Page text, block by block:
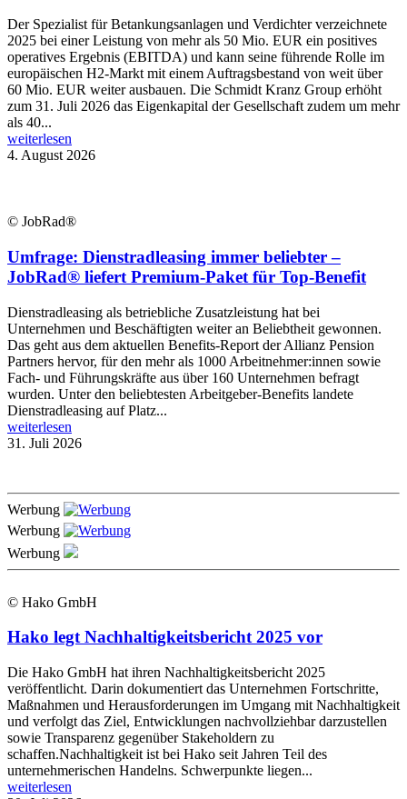
Der Spezialist für Betankungsanlagen und Verdichter verzeichnete
2025 bei einer Leistung von mehr als 50 Mio. EUR ein positives
operatives Ergebnis (EBITDA) und kann seine führende Rolle im
europäischen H2-Markt mit einem Auftragsbestand von weit über
60 Mio. EUR weiter ausbauen. Die Schmidt Kranz Group erhöht
zum 31. Juli 2026 das Eigenkapital der Gesellschaft zudem um mehr
als 40...
weiterlesen
4. August 2026
© JobRad®
Umfrage: Dienstradleasing immer beliebter –
JobRad® liefert Premium-Paket für Top-Benefit
Dienstradleasing als betriebliche Zusatzleistung hat bei
Unternehmen und Beschäftigten weiter an Beliebtheit gewonnen.
Das geht aus dem aktuellen Benefits-Report der Allianz Pension
Partners hervor, für den mehr als 1000 Arbeitnehmer:innen sowie
Fach- und Führungskräfte aus über 160 Unternehmen befragt
wurden. Unter den beliebtesten Arbeitgeber-Benefits landete
Dienstradleasing auf Platz...
weiterlesen
31. Juli 2026
Werbung
Werbung
Werbung
© Hako GmbH
Hako legt Nachhaltigkeitsbericht 2025 vor
Die Hako GmbH hat ihren Nachhaltigkeitsbericht 2025
veröffentlicht. Darin dokumentiert das Unternehmen Fortschritte,
Maßnahmen und Herausforderungen im Umgang mit Nachhaltigkeit
und verfolgt das Ziel, Entwicklungen nachvollziehbar darzustellen
sowie Transparenz gegenüber Stakeholdern zu
schaffen.Nachhaltigkeit ist bei Hako seit Jahren Teil des
unternehmerischen Handelns. Schwerpunkte liegen...
weiterlesen